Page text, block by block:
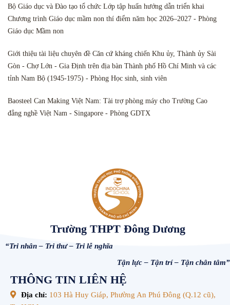
Bộ Giáo dục và Đào tạo tổ chức Lớp tập huấn hướng dẫn triển khai
Chương trình Giáo dục mầm non thí điểm năm học 2026–2027 - Phòng
Giáo dục Mầm non
Giới thiệu tài liệu chuyên đề Căn cứ kháng chiến Khu ủy, Thành ủy Sài
Gòn - Chợ Lớn - Gia Định trên địa bàn Thành phố Hồ Chí Minh và các
tỉnh Nam Bộ (1945-1975) - Phòng Học sinh, sinh viên
Baosteel Can Making Việt Nam: Tài trợ phòng máy cho Trường Cao
đẳng nghề Việt Nam - Singapore - Phòng GDTX
Trường THPT Đông Dương
“Tri nhân – Tri thư – Tri lễ nghĩa
Tận lực – Tận trí – Tận chân tâm”
THÔNG TIN LIÊN HỆ
Địa chỉ: 103 Hà Huy Giáp, Phường An Phú Đông (Q.12 cũ),